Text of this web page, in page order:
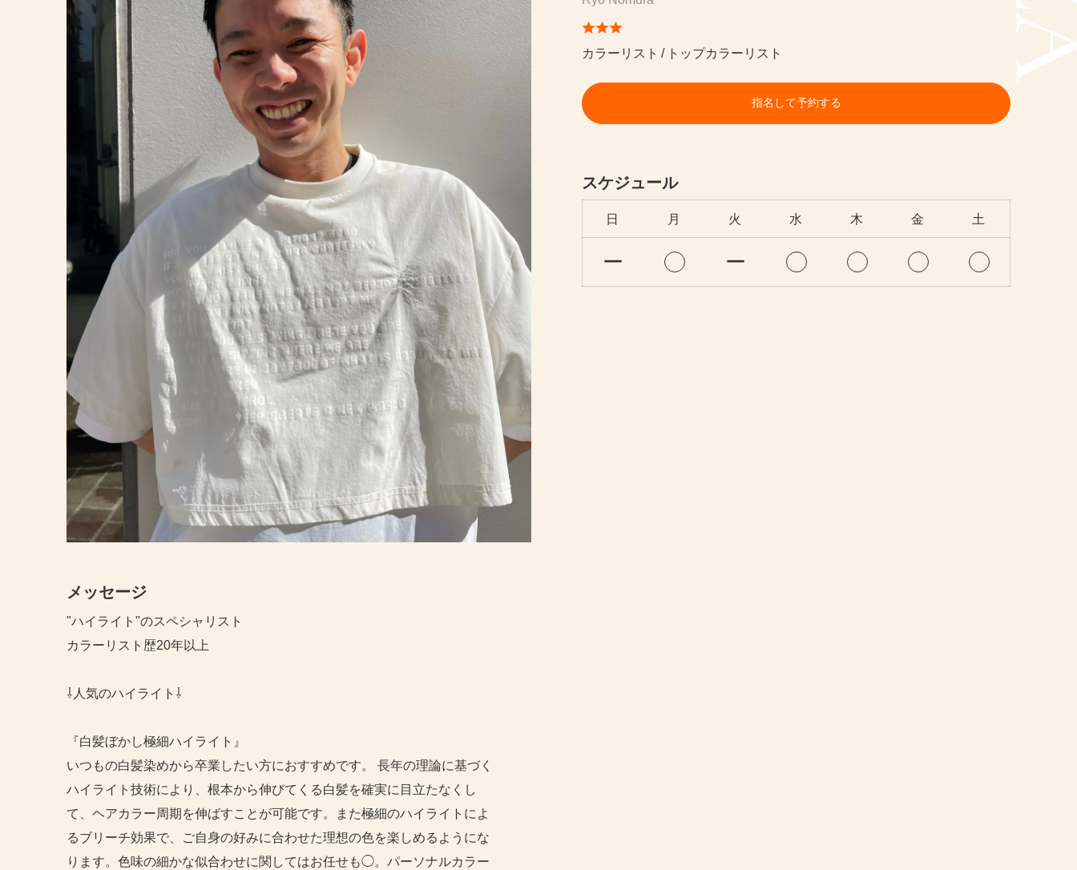
カラーリスト トップカラーリスト
指名して予約する
スケジュール
日 月 火 水 木 金 土
ー ー
メッセージ
"ハイライト"のスペシャリスト
カラーリスト歴20年以上
⇩人気のハイライト⇩
『白髪ぼかし極細ハイライト』
いつもの白髪染めから卒業したい方におすすめです。 長年の理論に基づく
ハイライト技術により、根本から伸びてくる白髪を確実に目立たなくし
て、ヘアカラー周期を伸ばすことが可能です。また極細のハイライトによ
るブリーチ効果で、ご自身の好みに合わせた理想の色を楽しめるようにな
ります。色味の細かな似合わせに関してはお任せも◯。パーソナルカラー